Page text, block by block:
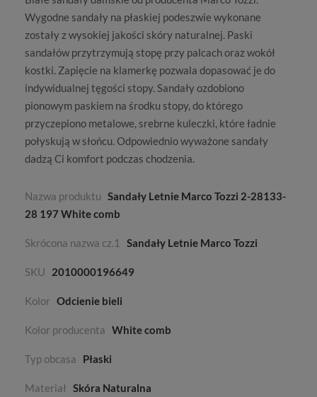
Wygodne sandały na płaskiej podeszwie wykonane
zostały z wysokiej jakości skóry naturalnej. Paski
sandałów przytrzymują stopę przy palcach oraz wokół
kostki. Zapięcie na klamerkę pozwala dopasować je do
indywidualnej tęgości stopy. Sandały ozdobiono
pionowym paskiem na środku stopy, do którego
przyczepiono metalowe, srebrne kuleczki, które ładnie
połyskują w słońcu. Odpowiednio wyważone sandały
dadzą Ci komfort podczas chodzenia.
Nazwa produktu Sandały Letnie Marco Tozzi 2-28133-
28 197 White comb
Skrócona nazwa cz.1 Sandały Letnie Marco Tozzi
SKU 2010000196649
Kolor Odcienie bieli
Kolor producenta White comb
Typ obcasa Płaski
Materiał Skóra Naturalna